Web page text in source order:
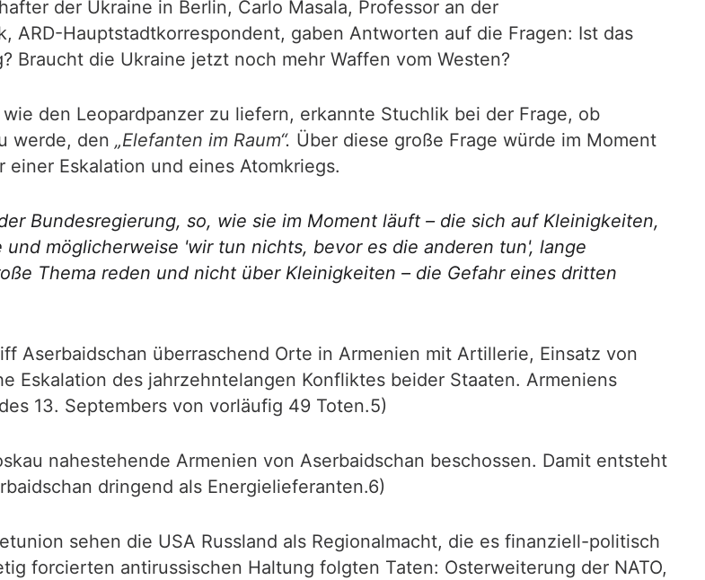
der Ukraine in Berlin, Carlo Masala, Professor an der
ARD-Hauptstadtkorrespondent, gaben Antworten auf die Fragen: Ist das
Braucht die Ukraine jetzt noch mehr Waffen vom Westen?
den Leopardpanzer zu liefern, erkannte Stuchlik bei der Frage, ob
werde, den „Elefanten im Raum“. Über diese große Frage würde im Moment
Eskalation und eines Atomkriegs.
Bundesregierung, so, wie sie im Moment läuft – die sich auf Kleinigkeiten,
möglicherweise 'wir tun nichts, bevor es die anderen tun', lange
Thema reden und nicht über Kleinigkeiten – die Gefahr eines dritten
Aserbaidschan überraschend Orte in Armenien mit Artillerie, Einsatz von
Eskalation des jahrzehntelangen Konfliktes beider Staaten. Armeniens
13. Septembers von vorläufig 49 Toten.5)
nahestehende Armenien von Aserbaidschan beschossen. Damit entsteht
dringend als Energielieferanten.6)
sehen die USA Russland als Regionalmacht, die es finanziell-politisch
forcierten antirussischen Haltung folgten Taten: Osterweiterung der NATO,